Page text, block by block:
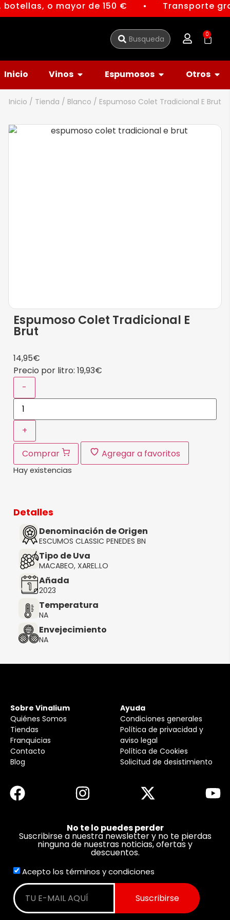
o mayor de 150 € ● Transporte
0
Inicio Vinos Espumosos Otros
Inicio / Tienda / Blanco / Espumoso Colet Tradicional E Brut
Espumoso Colet Tradicional E
Brut
14,95€
Precio por litro: 19,93€
-
+
Comprar
Agregar a favoritos
Hay existencias
Detalles
Denominación de Origen
ESCUMOS CLASSIC PENEDES BN
Tipo de Uva
MACABEO, XAREL.LO
Añada
2023
Temperatura
NA
Envejecimiento
NA
Sobre Vinalium
Quiénes Somos
Tiendas
Franquicias
Contacto
Blog
Ayuda
Condiciones generales
Política de privacidad y
aviso legal
Política de Cookies
Solicitud de desistimiento
No te lo puedes perder
Suscribirse a nuestra newsletter y no te pierdas
ninguna de nuestras noticias, ofertas y
descuentos.
Acepto los términos y condiciones
Suscribirse